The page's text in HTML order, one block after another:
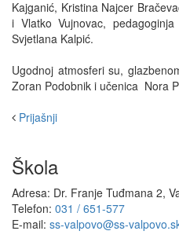
Kajganić, Kristina Najcer
i Vlatko Vujnovac,
Svjetlana Kalpić.
Ugodnoj atmosferi su,
Zoran Podobnik i učenica Nora
Prijašnji
Škola
Adresa: Dr. Franje Tuđmana 2,
Telefon: 031 / 651-577
E-mail: ss-valpovo@ss-